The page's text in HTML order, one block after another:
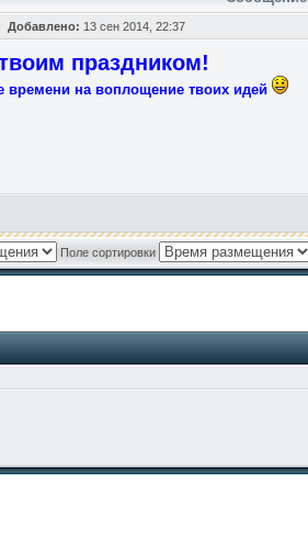
Добавлено: 13 сен 2014, 22:37
праздником!
времени на воплощение твоих идей
Поле сортировки